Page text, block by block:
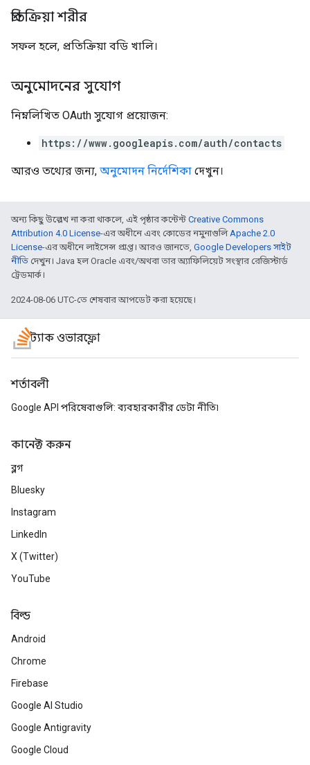
প্রতিক্রিয়া শরীর
সফল হলে, প্রতিক্রিয়া বডি খালি।
অনুমোদনের সুযোগ
নিম্নলিখিত OAuth সুযোগ প্রয়োজন:
https://www.googleapis.com/auth/contacts
আরও তথ্যের জন্য, অনুমোদন নির্দেশিকা দেখুন।
অন্য কিছু উল্লেখ না করা থাকলে, এই পৃষ্ঠার কন্টেন্ট Creative Commons
Attribution 4.0 License-এর অধীনে এবং কোডের নমুনাগুলিApache 2.0
License-এর অধীনে লাইসেন্স প্রাপ্ত। আরও জানতে, Google Developers সাইট
নীতি দেখুন। Java হল Oracle এবং/অথবা তার অ্যাফিলিয়েট সংস্থার রেজিস্টার্ড
ট্রেডমার্ক।
2024-08-06 UTC-তে শেষবার আপডেট করা হয়েছে।
স্ট্যাক ওভারফ্লো
শর্তাবলী
Google API পরিষেবাগুলি: ব্যবহারকারীর ডেটা নীতি৷
কানেক্ট করুন
ব্লগ
Bluesky
Instagram
LinkedIn
X (Twitter)
YouTube
বিল্ড
Android
Chrome
Firebase
Google AI Studio
Google Antigravity
Google Cloud